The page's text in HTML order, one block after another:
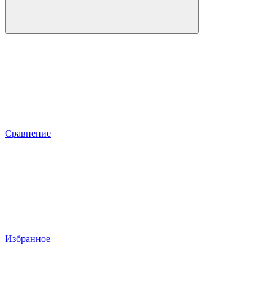
Сравнение
Избранное